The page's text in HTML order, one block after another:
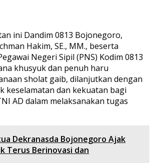
ini Dandim 0813 Bojonegoro,
Hakim, SE., MM., beserta
Negeri Sipil (PNS) Kodim 0813
khusyuk dan penuh haru
sholat gaib, dilanjutkan dengan
keselamatan dan kekuatan bagi
AD dalam melaksanakan tugas
Dekranasda Bojonegoro Ajak
Terus Berinovasi dan